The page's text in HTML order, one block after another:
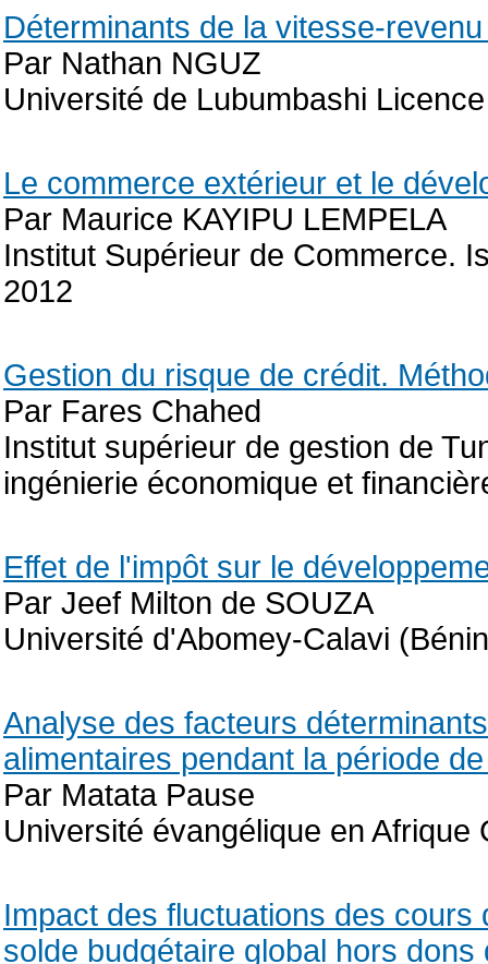
Déterminants de la vitesse-
Par Nathan NGUZ
Université de Lubumbashi
Le commerce extérieur et le
Par Maurice KAYIPU LEMPELA
Institut Supérieur de Commerce.
2012
Gestion du risque de crédit.
Par Fares Chahed
Institut supérieur de gestion de
ingénierie économique et
Effet de l'impôt sur le
Par Jeef Milton de SOUZA
Université d'Abomey-Calavi
Analyse des facteurs
alimentaires pendant la période
Par Matata Pause
Université évangélique en Afrique
Impact des fluctuations des
solde budgétaire global hors